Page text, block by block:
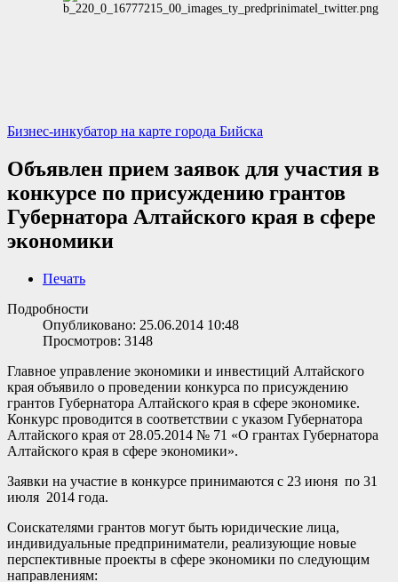
Бизнес-инкубатор на карте города Бийска
Объявлен прием заявок для участия в
конкурсе по присуждению грантов
Губернатора Алтайского края в сфере
экономики
Печать
Подробности
Опубликовано: 25.06.2014 10:48
Просмотров: 3148
Главное управление экономики и инвестиций Алтайского
края объявило о проведении конкурса по присуждению
грантов Губернатора Алтайского края в сфере экономике.
Конкурс проводится в соответствии с указом Губернатора
Алтайского края от 28.05.2014 № 71 «О грантах Губернатора
Алтайского края в сфере экономики».
Заявки на участие в конкурсе принимаются с 23 июня по 31
июля 2014 года.
Соискателями грантов могут быть юридические лица,
индивидуальные предприниматели, реализующие новые
перспективные проекты в сфере экономики по следующим
направлениям: